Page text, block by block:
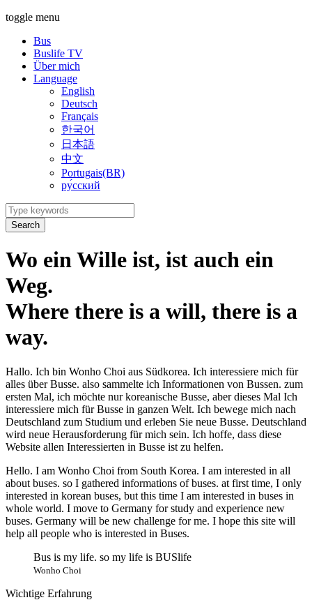
toggle menu
Bus
Buslife TV
Über mich
Language
English
Deutsch
Français
한국어
日本語
中文
Portugais(BR)
ру́сский
Search
Wo ein Wille ist, ist auch ein
Weg.
Where there is a will, there is a
way.
Hallo. Ich bin Wonho Choi aus Südkorea. Ich interessiere mich für
alles über Busse. also sammelte ich Informationen von Bussen. zum
ersten Mal, ich möchte nur koreanische Busse, aber dieses Mal Ich
interessiere mich für Busse in ganzen Welt. Ich bewege mich nach
Deutschland zum Studium und erleben Sie neue Busse. Deutschland
wird neue Herausforderung für mich sein. Ich hoffe, dass diese
Website allen Interessierten in Busse ist zu helfen.
Hello. I am Wonho Choi from South Korea. I am interested in all
about buses. so I gathered informations of buses. at first time, I only
interested in korean buses, but this time I am interested in buses in
whole world. I move to Germany for study and experience new
buses. Germany will be new challenge for me. I hope this site will
help all people who is interested in Buses.
Bus is my life. so my life is BUSlife
Wonho Choi
Wichtige Erfahrung